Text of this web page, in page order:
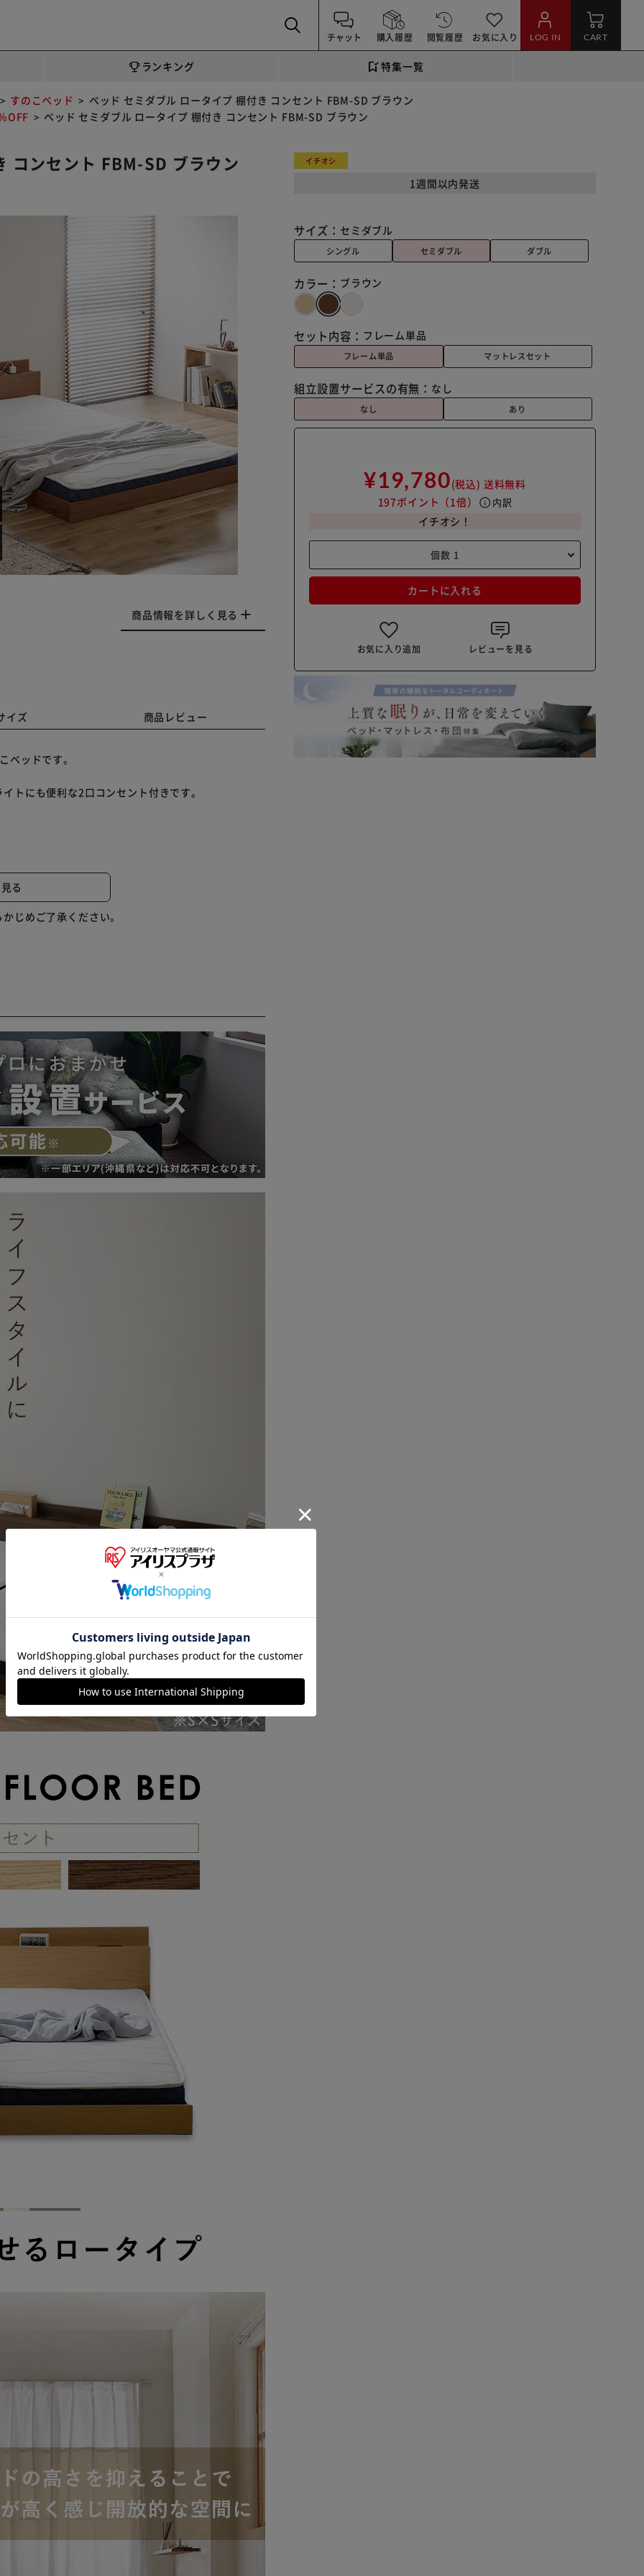
チャット 購入履歴 閲覧履歴 お気に入り LOG IN CART
ランキング 特集一覧
すのこベッド
ベッド セミダブル ロータイプ 棚付き コンセント FBM-SD ブラウン
OFF
ベッド セミダブル ロータイプ 棚付き コンセント FBM-SD ブラウン
コンセント FBM-SD ブラウン
商品情報を詳しく見る
イチオシ
1週間以内発送
サイズ： セミダブル
シングル セミダブル ダブル
カラー： ブラウン
セット内容： フレーム単品
フレーム単品 マットレスセット
組立設置サービスの有無： なし
なし あり
¥19,780(税込) 送料無料
197ポイント （1倍） info 内訳
イチオシ！
カートに入れる
お気に入り追加 レビューを見る
イズ 商品レビュー
ベッドです。
トにも便利な2口コンセント付きです。
る
じめご了承ください。
※ご確認ください